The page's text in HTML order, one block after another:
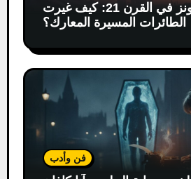
حرب الدرونز في القرن 21: كيف غيرت
الطائرات المسيرة المعارك؟
فن وأدب